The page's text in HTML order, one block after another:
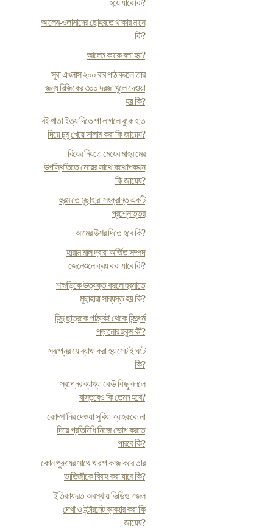
হয়ে যাবে কি?
আলেম-ওলামাদের ছোহবতে থাকার মানে
কি?
আলেম কাকে বলা হয়?
সূরা এখলাস ২০০ বার পাঠ করলে তার
জন্য রিজিকের ৩০০ দরজা খুলে দেওয়া
হয় কি?
ব‌ই খাতা ইত্যাদিতে পা লাগলে বুকে হাত
দিয়ে চুমু খেয়ে সালাম করা কি জায়েয?
বিয়ের নিয়তে মেয়ের মাহরামের
উপস্থিতিতে মেয়ের সাথে কথোপকথন
কি জায়েয?
হুরমাতে মুছাহারা সংক্রান্ত একটি
প্রশ্নোত্তর
আমের উশর দিতে হবে কি?
হারাম মাল দ্বারা অর্জিত সম্পদ
জেনেশুনে ক্রয় করা যাবে কি?
শাশুড়িকে উত্যক্ত করলে হুরমাতে
মুছাহারা সাব্যস্ত হয় কি?
হিন্দু ছাত্রকে পাঠ্যবই থেকে হিন্দুধর্ম
পড়ানোর হুকুম কী?
স্বপ্নের যে ব্যাখা করা হয় সেটাই ঘটে
কি?
স্বপ্নের ব্যাখ্যা কেউ কিছু বললে
বাস্তবেও কি তেমন হবে?
কোম্পানির দেওয়া সুবিধা গ্রাহককে না
দিয়ে প্রতিনিধি নিজে ভোগ করতে
পারবে কি?
কোন পুরুষের সাথে খারাপ কাজ করে তার
ভাতিজীকে বিবাহ করা যাবে কি?
ইতিকাফরত অবস্থায় ভিডিও গজল
দেখা ও ইন্টারনেট ব্যবহার করা কি
জায়েয?